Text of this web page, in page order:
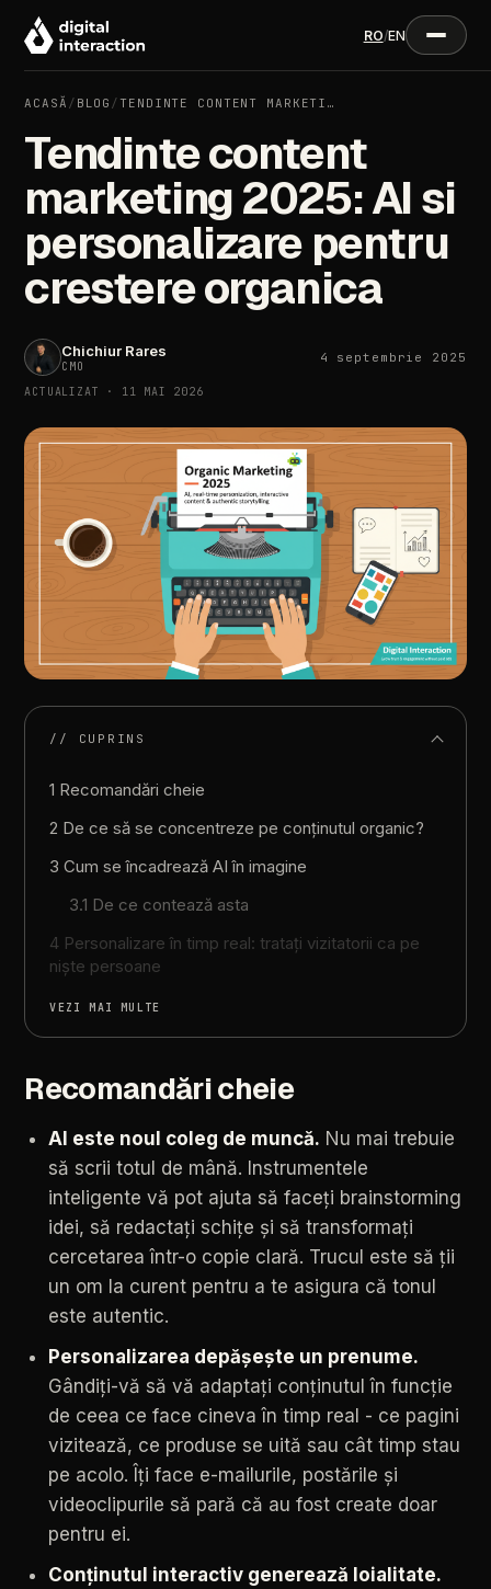
RO/EN
ACASĂ / BLOG / TENDINTE CONTENT MARKETI…
Tendinte content
marketing 2025: AI si
personalizare pentru
crestere organica
Chichiur Rares
CMO
4 septembrie 2025
ACTUALIZAT · 11 MAI 2026
// CUPRINS
1 Recomandări cheie
2 De ce să se concentreze pe conținutul organic?
3 Cum se încadrează AI în imagine
3.1 De ce contează asta
4 Personalizare în timp real: tratați vizitatorii ca pe
niște persoane
VEZI MAI MULTE
Recomandări cheie
AI este noul coleg de muncă. Nu mai trebuie
să scrii totul de mână. Instrumentele
inteligente vă pot ajuta să faceți brainstorming
idei, să redactați schițe și să transformați
cercetarea într-o copie clară. Trucul este să ții
un om la curent pentru a te asigura că tonul
este autentic.
Personalizarea depășește un prenume.
Gândiți-vă să vă adaptați conținutul în funcție
de ceea ce face cineva în timp real - ce pagini
vizitează, ce produse se uită sau cât timp stau
pe acolo. Îți face e-mailurile, postările și
videoclipurile să pară că au fost create doar
pentru ei.
Conținutul interactiv generează loialitate.